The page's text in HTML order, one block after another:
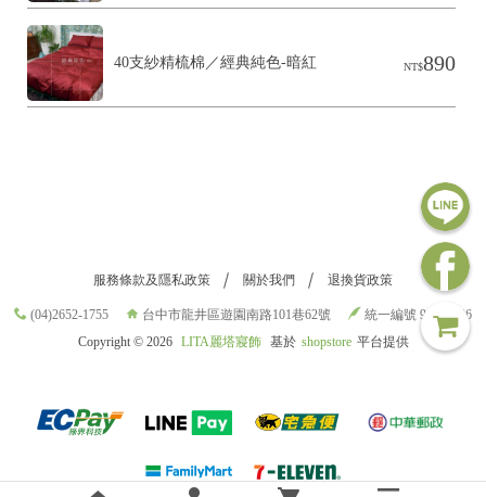
NT$890
40支紗精梳棉／經典純色-暗紅
服務條款及隱私政策 關於我們 退換貨政策
(04)2652-1755 台中市龍井區遊園南路101巷62號
統一編號 98709696
Copyright © 2026 LITA麗塔寢飾 基於 shopstore 平台提供